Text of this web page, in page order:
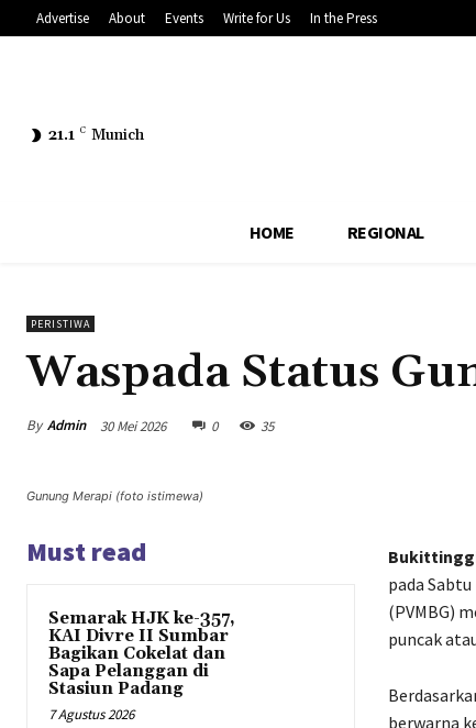
Advertise About Events Write for Us In the Press
21.1 C Munich
HOME REGIONAL
PERISTIWA
Waspada Status
By Admin 30 Mei 2026 0 35
Gunung Merapi (foto istimewa)
Must read
Semarak HJK ke-357,
KAI Divre II Sumbar
Bagikan Cokelat dan
Sapa Pelanggan di
Stasiun Padang
7 Agustus 2026
pada
(PVMBG)
puncak
berwarna